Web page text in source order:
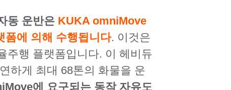
동 운반은 KUKA omniMove
폼에 의해 수행됩니다. 이것은
주행 플랫폼입니다. 이 헤비듀
하게 최대 68톤의 화물을 운
에 요구되는 동작 자유도